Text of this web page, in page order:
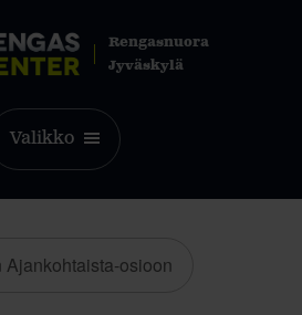
Rengasnuora
Jyväskylä
Valikko
Ajankohtaista-osioon